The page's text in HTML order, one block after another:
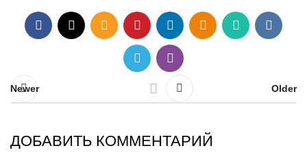
Newer Older
ДОБАВИТЬ КОММЕНТАРИЙ